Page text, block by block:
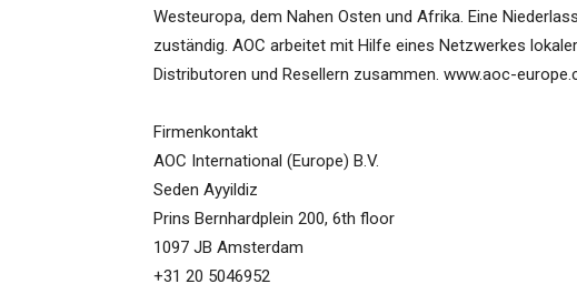
Westeuropa, dem Nahen Osten und Afrika. Eine
zuständig. AOC arbeitet mit Hilfe eines Netzwerkes
Distributoren und Resellern zusammen. www.aoc-
Firmenkontakt
AOC International (Europe) B.V.
Seden Ayyildiz
Prins Bernhardplein 200, 6th floor
1097 JB Amsterdam
+31 20 5046952